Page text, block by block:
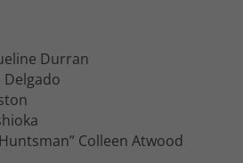
Durran
Delgado
Colleen Atwood